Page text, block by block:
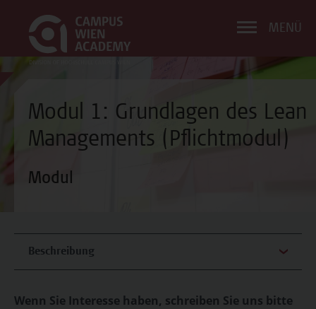
MENÜ
Modul 1: Grundlagen des Lean
Managements (Pflichtmodul)
Modul
Beschreibung
Wenn Sie Interesse haben, schreiben Sie uns bitte